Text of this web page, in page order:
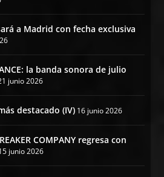
a Madrid con fecha exclusiva
la banda sonora de julio
junio 2026
destacado (IV) 16 junio 2026
COMPANY regresa con
junio 2026